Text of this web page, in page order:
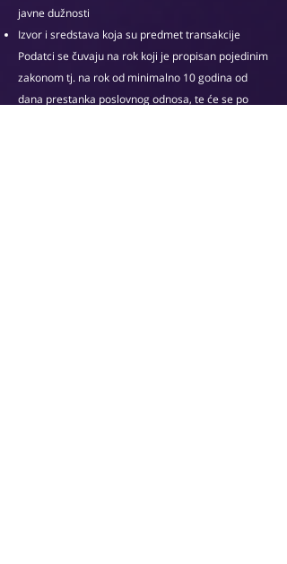
javne dužnosti
Izvor i sredstava koja su predmet transakcije
Podatci se čuvaju na rok koji je propisan pojedinim
zakonom tj. na rok od minimalno 10 godina od
dana prestanka poslovnog odnosa, te će se po